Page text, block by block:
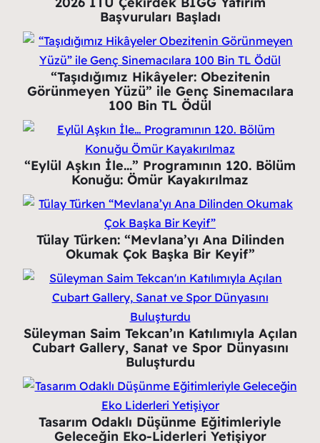
Başvuruları Başladı
“Taşıdığımız Hikâyeler: Obezitenin
Görünmeyen Yüzü” ile Genç Sinemacılara
100 Bin TL Ödül
“Eylül Aşkın İle…” Programının 120. Bölüm
Konuğu: Ömür Kayakırılmaz
Tülay Türken: “Mevlana’yı Ana Dilinden
Okumak Çok Başka Bir Keyif”
Süleyman Saim Tekcan’ın Katılımıyla Açılan
Cubart Gallery, Sanat ve Spor Dünyasını
Buluşturdu
Tasarım Odaklı Düşünme Eğitimleriyle
Geleceğin Eko-Liderleri Yetişiyor